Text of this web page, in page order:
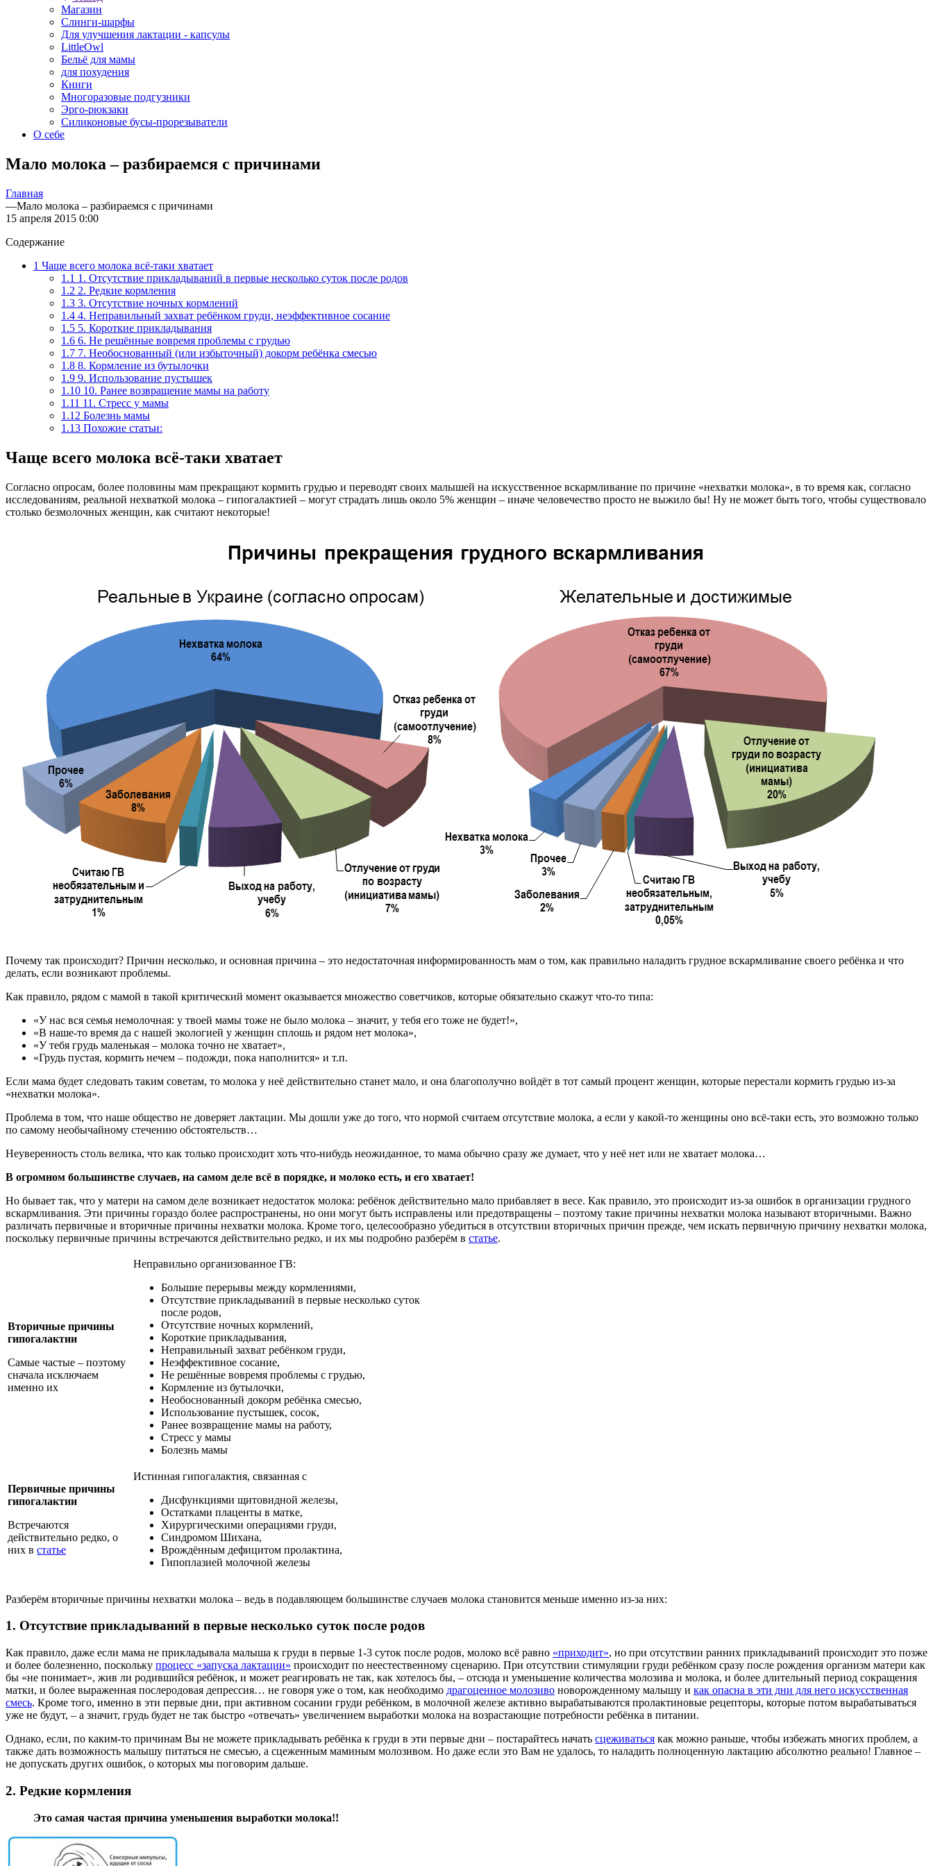
Магазин
Слинги-шарфы
Для улучшения лактации - капсулы
LittleOwl
Бельё для мамы
для похудения
Книги
Многоразовые подгузники
Эрго-рюкзаки
Силиконовые бусы-прорезыватели
О себе
Мало молока – разбираемся с причинами
Главная
—Мало молока – разбираемся с причинами
15 апреля 2015 0:00
Содержание
1 Чаще всего молока всё-таки хватает
1.1 1. Отсутствие прикладываний в первые несколько суток после родов
1.2 2. Редкие кормления
1.3 3. Отсутствие ночных кормлений
1.4 4. Неправильный захват ребёнком груди, неэффективное сосание
1.5 5. Короткие прикладывания
1.6 6. Не решённые вовремя проблемы с грудью
1.7 7. Необоснованный (или избыточный) докорм ребёнка смесью
1.8 8. Кормление из бутылочки
1.9 9. Использование пустышек
1.10 10. Ранее возвращение мамы на работу
1.11 11. Стресс у мамы
1.12 Болезнь мамы
1.13 Похожие статьи:
Чаще всего молока всё-таки хватает
Согласно опросам, более половины мам прекращают кормить грудью и переводят своих малышей на искусственное вскармливание по причине «нехватки молока», в то время как, согласно
исследованиям, реальной нехваткой молока – гипогалактией – могут страдать лишь около 5% женщин – иначе человечество просто не выжило бы! Ну не может быть того, чтобы существовало
столько безмолочных женщин, как считают некоторые!
Почему так происходит? Причин несколько, и основная причина – это недостаточная информированность мам о том, как правильно наладить грудное вскармливание своего ребёнка и что
делать, если возникают проблемы.
Как правило, рядом с мамой в такой критический момент оказывается множество советчиков, которые обязательно скажут что-то типа:
«У нас вся семья немолочная: у твоей мамы тоже не было молока – значит, у тебя его тоже не будет!»,
«В наше-то время да с нашей экологией у женщин сплошь и рядом нет молока»,
«У тебя грудь маленькая – молока точно не хватает»,
«Грудь пустая, кормить нечем – подожди, пока наполнится» и т.п.
Если мама будет следовать таким советам, то молока у неё действительно станет мало, и она благополучно войдёт в тот самый процент женщин, которые перестали кормить грудью из-за
«нехватки молока».
Проблема в том, что наше общество не доверяет лактации. Мы дошли уже до того, что нормой считаем отсутствие молока, а если у какой-то женщины оно всё-таки есть, это возможно только
по самому необычайному стечению обстоятельств…
Неуверенность столь велика, что как только происходит хоть что-нибудь неожиданное, то мама обычно сразу же думает, что у неё нет или не хватает молока…
В огромном большинстве случаев, на самом деле всё в порядке, и молоко есть, и его хватает!
Но бывает так, что у матери на самом деле возникает недостаток молока: ребёнок действительно мало прибавляет в весе. Как правило, это происходит из-за ошибок в организации грудного
вскармливания. Эти причины гораздо более распространены, но они могут быть исправлены или предотвращены – поэтому такие причины нехватки молока называют вторичными. Важно
различать первичные и вторичные причины нехватки молока. Кроме того, целесообразно убедиться в отсутствии вторичных причин прежде, чем искать первичную причину нехватки молока,
поскольку первичные причины встречаются действительно редко, и их мы подробно разберём в статье.
Вторичные причины
гипогалактии
Самые частые – поэтому
сначала исключаем
именно их
Неправильно организованное ГВ:
Большие перерывы между кормлениями,
Отсутствие прикладываний в первые несколько суток
после родов,
Отсутствие ночных кормлений,
Короткие прикладывания,
Неправильный захват ребёнком груди,
Неэффективное сосание,
Не решённые вовремя проблемы с грудью,
Кормление из бутылочки,
Необоснованный докорм ребёнка смесью,
Использование пустышек, сосок,
Ранее возвращение мамы на работу,
Стресс у мамы
Болезнь мамы
Первичные причины
гипогалактии
Встречаются
действительно редко, о
них в статье
Истинная гипогалактия, связанная с
Дисфункциями щитовидной железы,
Остатками плаценты в матке,
Хирургическими операциями груди,
Синдромом Шихана,
Врождённым дефицитом пролактина,
Гипоплазией молочной железы
Разберём вторичные причины нехватки молока – ведь в подавляющем большинстве случаев молока становится меньше именно из-за них:
1. Отсутствие прикладываний в первые несколько суток после родов
Как правило, даже если мама не прикладывала малыша к груди в первые 1-3 суток после родов, молоко всё равно «приходит», но при отсутствии ранних прикладываний происходит это позже
и более болезненно, поскольку процесс «запуска лактации» происходит по неестественному сценарию. При отсутствии стимуляции груди ребёнком сразу после рождения организм матери как
бы «не понимает», жив ли родившийся ребёнок, и может реагировать не так, как хотелось бы, – отсюда и уменьшение количества молозива и молока, и более длительный период сокращения
матки, и более выраженная послеродовая депрессия… не говоря уже о том, как необходимо драгоценное молозиво новорожденному малышу и как опасна в эти дни для него искусственная
смесь. Кроме того, именно в эти первые дни, при активном сосании груди ребёнком, в молочной железе активно вырабатываются пролактиновые рецепторы, которые потом вырабатываться
уже не будут, – а значит, грудь будет не так быстро «отвечать» увеличением выработки молока на возрастающие потребности ребёнка в питании.
Однако, если, по каким-то причинам Вы не можете прикладывать ребёнка к груди в эти первые дни – постарайтесь начать сцеживаться как можно раньше, чтобы избежать многих проблем, а
также дать возможность малышу питаться не смесью, а сцеженным маминым молозивом. Но даже если это Вам не удалось, то наладить полноценную лактацию абсолютно реально! Главное –
не допускать других ошибок, о которых мы поговорим дальше.
2. Редкие кормления
Это самая частая причина уменьшения выработки молока!!